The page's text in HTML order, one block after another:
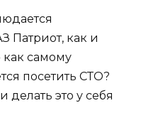
Патриот, как и
как самому
посетить СТО?
это у себя